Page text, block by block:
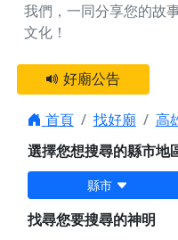
我們，一同分享您的故
文化！
好廟公告
首頁 找好廟 高
選擇您想搜尋的縣市地
縣市
找尋您要搜尋的神明